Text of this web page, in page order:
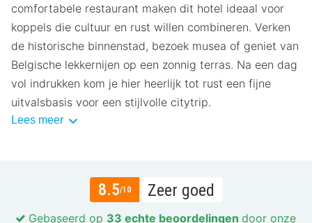
comfortabele restaurant maken dit hotel ideaal voor
koppels die cultuur en rust willen combineren. Verken
de historische binnenstad, bezoek musea of geniet van
Belgische lekkernijen op een zonnig terras. Na een dag
vol indrukken kom je hier heerlijk tot rust een fijne
uitvalsbasis voor een stijlvolle citytrip.
Lees meer
8.5/10 Zeer goed
Gebaseerd op 33 echte beoordelingen door onze